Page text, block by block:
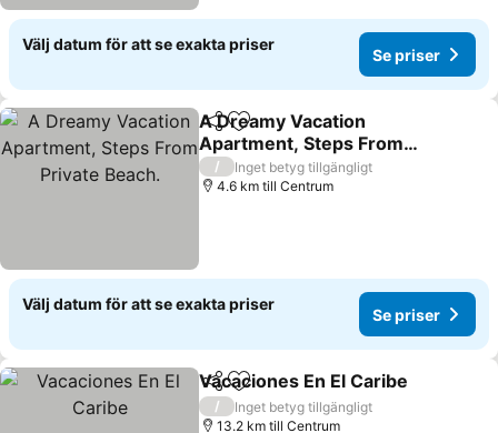
Välj datum för att se exakta priser
Se priser
Dela Lägg till i Mina Favoriter
A Dreamy Vacation
Apartment, Steps From
Private Beach.
/
Inget betyg tillgängligt
4.6 km till Centrum
Välj datum för att se exakta priser
Se priser
Dela Lägg till i Mina Favoriter
Vacaciones En El Caribe
/
Inget betyg tillgängligt
13.2 km till Centrum